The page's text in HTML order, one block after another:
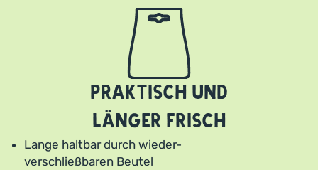
Praktisch und
länger frisch
Lange haltbar durch wieder-
verschließbaren Beutel